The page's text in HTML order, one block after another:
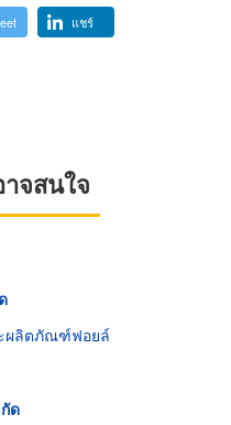
แชร์
จสนใจ
ผลิตภัณฑ์ฟอยล์
ด